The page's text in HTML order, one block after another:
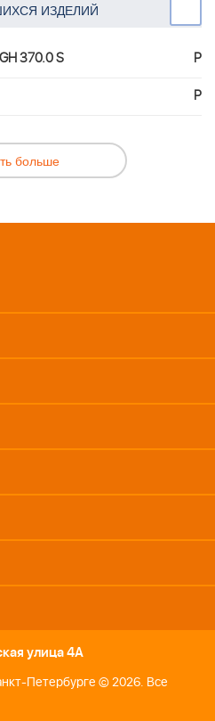
ИЗДЕЛИЙ
370.0 S
Р
Р
больше
улица 4А
Петербурге © 2026. Все